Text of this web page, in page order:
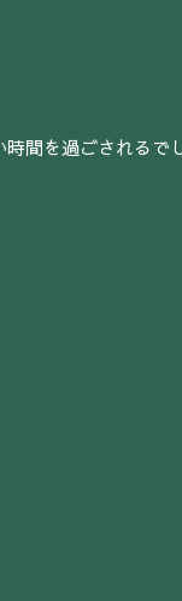
間を過ごされるで